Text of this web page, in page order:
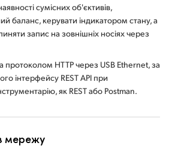
сумісних об'єктивів,
баланс, керувати індикатором стану, а
запис на зовнішніх носіях через
HTTP через USB Ethernet, за
інтерфейсу REST API при
як REST або Postman.
мережу